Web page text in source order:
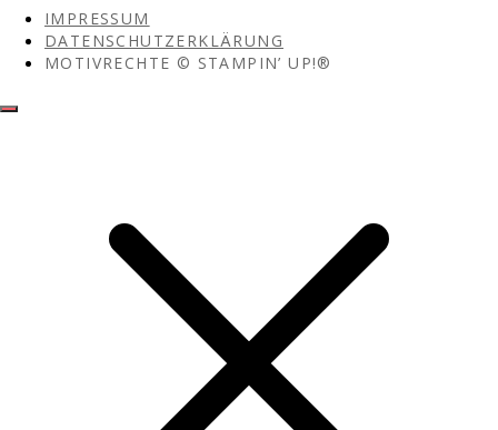
IMPRESSUM
DATENSCHUTZERKLÄRUNG
MOTIVRECHTE © STAMPIN’ UP!®